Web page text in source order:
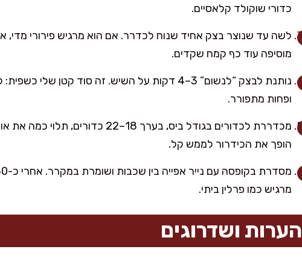
כדורי שוקולד קלאסיים.
לשה עד שנוצר בצק אחיד שנוח לכדרר. אם הוא מרגיש פירורי מדי,
מוסיפה עוד כף קמח שקדים.
נותנת לבצק “לנשום” 3–4 דקות על השיש. זה סוד
ופחות מתפורר.
מכדררת לכדורים בגודל ביס, בערך
הופך את הכידרור לממש קל.
מרגיש כמו פרלין ביתי.
הערות ושדרוגים